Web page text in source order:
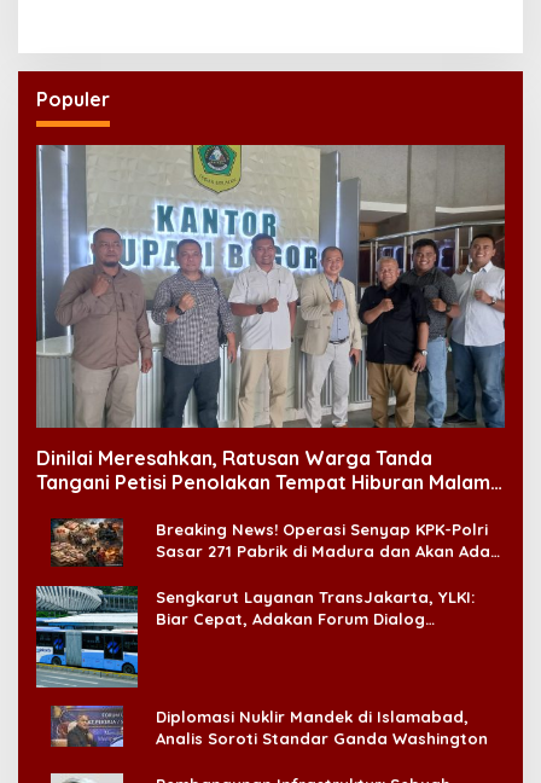
Populer
Dinilai Meresahkan, Ratusan Warga Tanda
Tangani Petisi Penolakan Tempat Hiburan Malam
Breaking News! Operasi Senyap KPK-Polri
Sasar 271 Pabrik di Madura dan Akan Ada
Sengkarut Layanan TransJakarta, YLKI:
Biar Cepat, Adakan Forum Dialog
Diplomasi Nuklir Mandek di Islamabad,
Analis Soroti Standar Ganda Washington